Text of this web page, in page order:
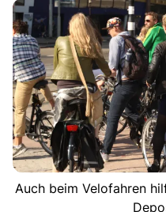
Auch beim Velofahren